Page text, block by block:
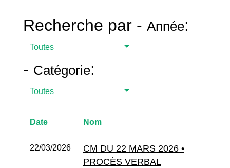
Recherche par - Année:
Toutes
- Catégorie:
Toutes
Date Nom
22/03/2026
CM DU 22 MARS 2026 •
PROCÈS VERBAL